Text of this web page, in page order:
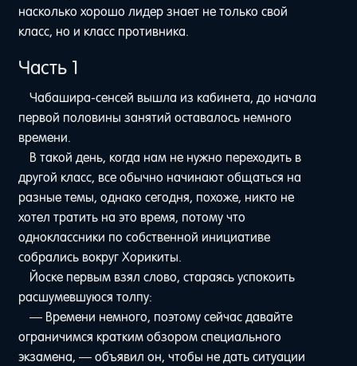
насколько хорошо лидер знает не только свой
класс, но и класс противника.
Часть 1
Чабашира-сенсей вышла из кабинета, до начала
первой половины занятий оставалось немного
времени.
В такой день, когда нам не нужно переходить в
другой класс, все обычно начинают общаться на
разные темы, однако сегодня, похоже, никто не
хотел тратить на это время, потому что
одноклассники по собственной инициативе
собрались вокруг Хорикиты.
Йоске первым взял слово, стараясь успокоить
расшумевшуюся толпу:
— Времени немного, поэтому сейчас давайте
ограничимся кратким обзором специального
экзамена, — объявил он, чтобы не дать ситуации